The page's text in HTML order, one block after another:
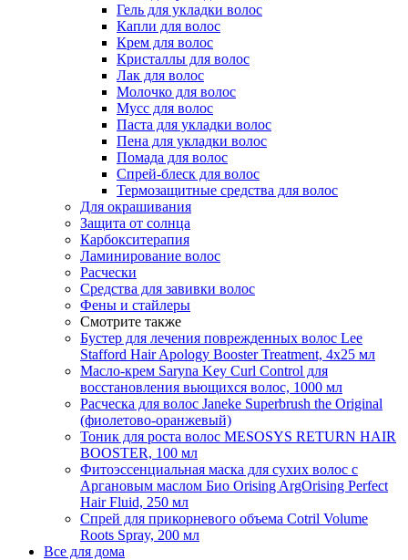
Гель для укладки волос
Капли для волос
Крем для волос
Кристаллы для волос
Лак для волос
Молочко для волос
Мусс для волос
Паста для укладки волос
Пена для укладки волос
Помада для волос
Спрей-блеск для волос
Термозащитные средства для волос
Для окрашивания
Защита от солнца
Карбокситерапия
Ламинирование волос
Расчески
Средства для завивки волос
Фены и стайлеры
Смотрите также
Бустер для лечения поврежденных волос Lee
Stafford Hair Apology Booster Treatment, 4х25 мл
Масло-крем Saryna Key Curl Control для
восстановления вьющихся волос, 1000 мл
Расческа для волос Janeke Superbrush the Original
(фиолетово-оранжевый)
Тоник для роста волос MESOSYS RETURN HAIR
BOOSTER, 100 мл
Фитоэссенциальная маска для сухих волос с
Аргановым маслом Био Orising ArgOrising Perfect
Hair Fluid, 250 мл
Спрей для прикорневого объема Cotril Volume
Roots Spray, 200 мл
Все для дома